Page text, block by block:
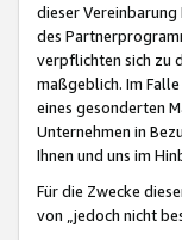
dieser
des
verpflichten sich zu
maßgeblich. Im
eines gesonderten
Unternehmen in
Ihnen und uns im
Für die Zwecke
von „jedoch nicht